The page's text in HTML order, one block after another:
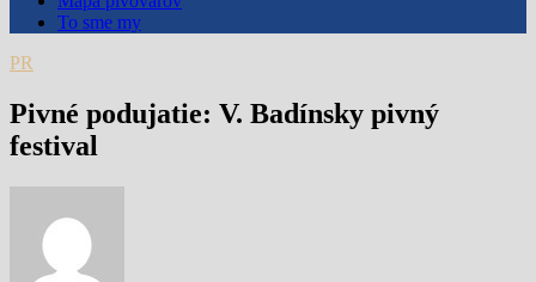
To sme my
PR
Pivné podujatie: V. Badínsky pivný
festival